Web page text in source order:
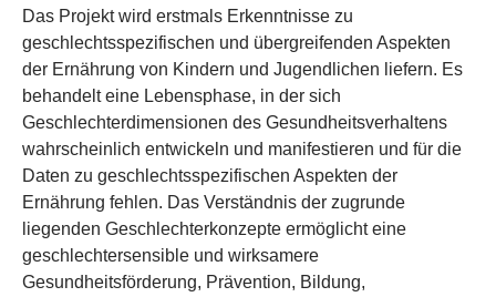
Das Projekt wird erstmals Erkenntnisse zu
geschlechtsspezifischen und übergreifenden Aspekten
der Ernährung von Kindern und Jugendlichen liefern. Es
behandelt eine Lebensphase, in der sich
Geschlechterdimensionen des Gesundheitsverhaltens
wahrscheinlich entwickeln und manifestieren und für die
Daten zu geschlechtsspezifischen Aspekten der
Ernährung fehlen. Das Verständnis der zugrunde
liegenden Geschlechterkonzepte ermöglicht eine
geschlechtersensible und wirksamere
Gesundheitsförderung, Prävention, Bildung,